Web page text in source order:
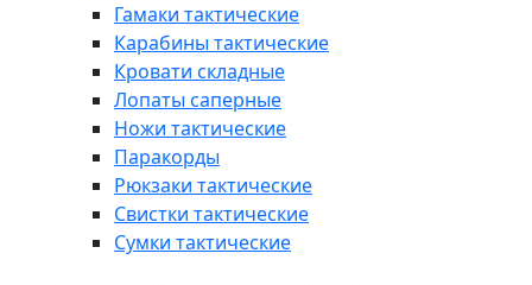
Гамаки тактические
Карабины тактические
Кровати складные
Лопаты саперные
Ножи тактические
Паракорды
Рюкзаки тактические
Свистки тактические
Сумки тактические